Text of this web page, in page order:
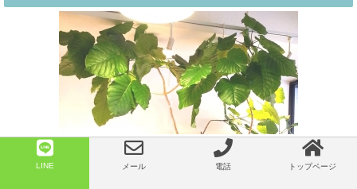
Author:ネオ
LINE メール 電話 トップページ